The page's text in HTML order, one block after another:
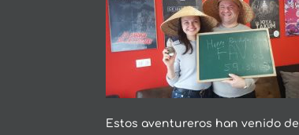
Estos aventureros han venido